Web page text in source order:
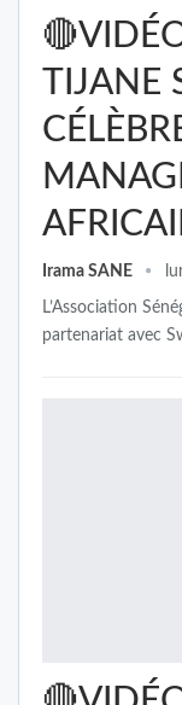
TIJANE
Irama SANE
L’Association
partenariat avec